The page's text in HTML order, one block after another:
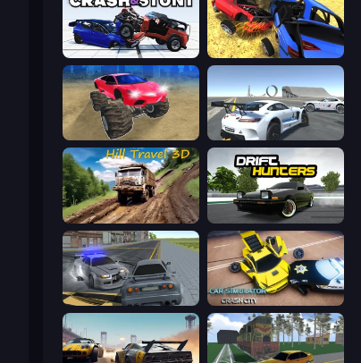
Crash & Stunt Car Crash Simulator Royale
Hill Travel 3D Drift Hunters
RCC City Racing Car Simulator: Crash City